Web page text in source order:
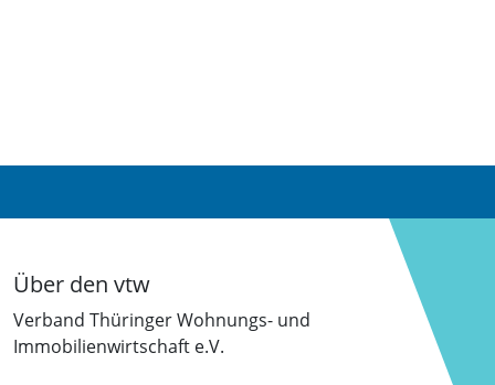
Über den vtw
Verband Thüringer Wohnungs- und
Immobilienwirtschaft e.V.